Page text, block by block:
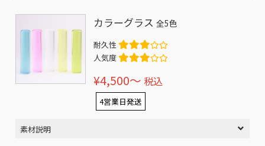
カラーグラス全5色
耐久性
人気度
¥4,500〜 税込
4営業日発送
素材説明